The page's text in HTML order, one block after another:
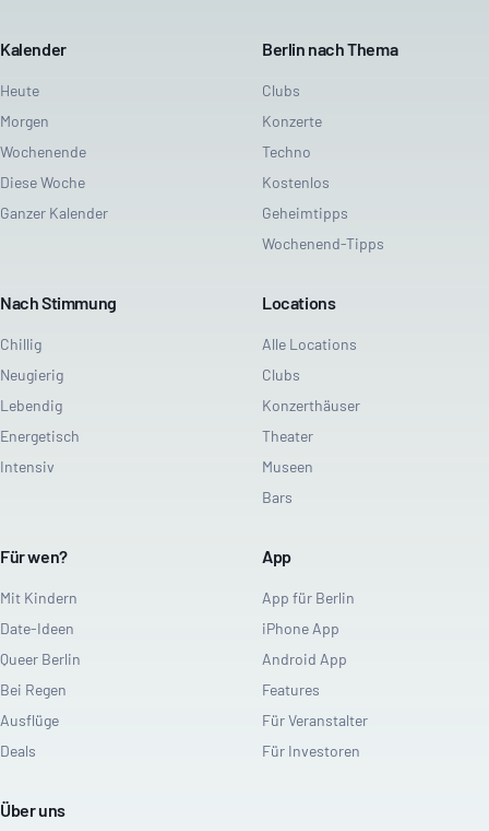
Kalender
Heute
Morgen
Wochenende
Diese Woche
Ganzer Kalender
Berlin nach Thema
Clubs
Konzerte
Techno
Kostenlos
Geheimtipps
Wochenend-Tipps
Nach Stimmung
Chillig
Neugierig
Lebendig
Energetisch
Intensiv
Locations
Alle Locations
Clubs
Konzerthäuser
Theater
Museen
Bars
Für wen?
Mit Kindern
Date-Ideen
Queer Berlin
Bei Regen
Ausflüge
Deals
App
App für Berlin
iPhone App
Android App
Features
Für Veranstalter
Für Investoren
Über uns